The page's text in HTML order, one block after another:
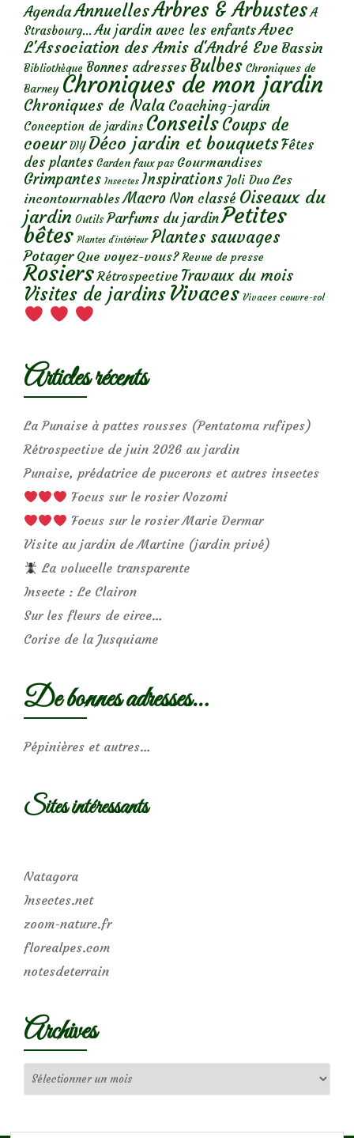
AgendaAnnuellesArbres & Arbustes A
Strasbourg... Au jardin avec les enfantsAvec
L'Association des Amis d'André Eve Bassin
Bibliothèque Bonnes adresses Bulbes Chroniques de
Barney Chroniques de mon jardin
Chroniques de Nala Coaching-jardin
Conception de jardins ConseilsCoups de
coeur DIY Déco jardin et bouquetsFêtes
des plantes Garden faux pas Gourmandises
Grimpantes Insectes Inspirations Joli Duo Les
incontournables Macro Non classé Oiseaux du
jardin Outils Parfums du jardinPetites
bêtes Plantes d’intérieur Plantes sauvages
Potager Que voyez-vous? Revue de presse
Rosiers Rétrospective Travaux du mois
Visites de jardins Vivaces Vivaces couvre-sol
Articles récents
La Punaise à pattes rousses (Pentatoma rufipes)
Rétrospective de juin 2026 au jardin
Punaise, prédatrice de pucerons et autres insectes
Focus sur le rosier Nozomi
Focus sur le rosier Marie Dermar
Visite au jardin de Martine (jardin privé)
La volucelle transparente
Insecte : Le Clairon
Sur les fleurs de circe…
Corise de la Jusquiame
De bonnes adresses…
Pépinières et autres…
Sites intéressants
Natagora
Insectes.net
zoom-nature.fr
florealpes.com
notesdeterrain
Archives